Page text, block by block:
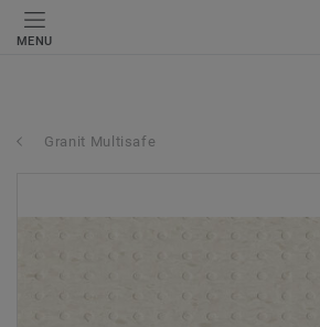
MENU
Granit Multisafe